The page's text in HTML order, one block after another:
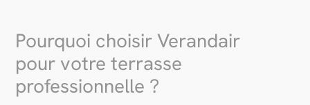
Pourquoi choisir Verandair
pour votre terrasse
professionnelle ?